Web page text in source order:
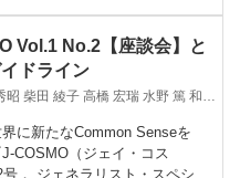
Vol.1 No.2【座談会】と
ドライン
昭 柴田 綾子 高橋 宏瑞 水野 篤 和足
に新たなCommon Senseを
COSMO（ジェイ・コス
号． ジェネラリスト・スペシ